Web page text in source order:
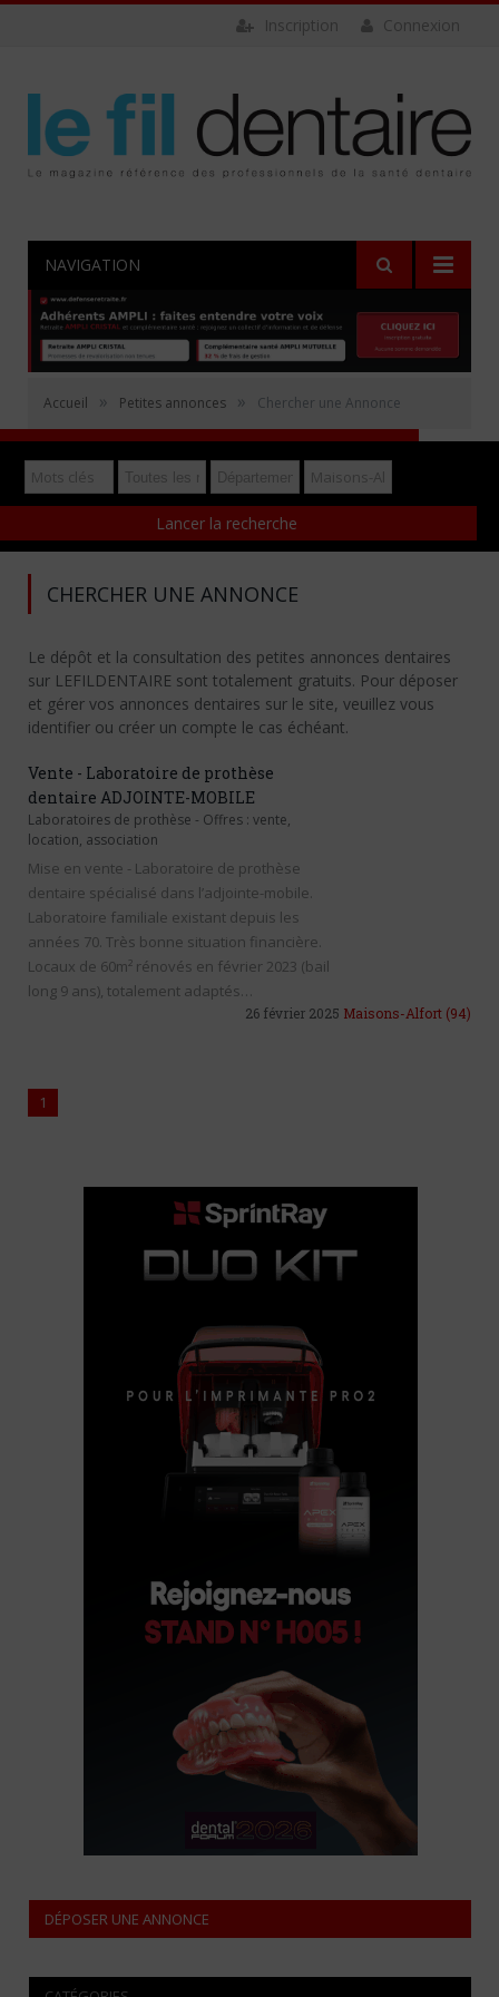
Connexion
Inscription
NAVIGATION
Accueil » Petites annonces » Chercher une Annonce
Rechercher
Déposer gratuitement une annonce
CHERCHER UNE ANNONCE
Le dépôt et la consultation des petites annonces dentaires
sur LEFILDENTAIRE sont totalement gratuits. Pour déposer
et gérer vos annonces dentaires sur le site, veuillez vous
identifier ou créer un compte le cas échéant.
Vente - Laboratoire de prothèse
dentaire ADJOINTE-MOBILE
Laboratoires de prothèse - Offres : vente,
location, association
Mise en vente - Laboratoire de prothèse
dentaire spécialisé dans l’adjointe-mobile.
Laboratoire familiale existant depuis les
années 70. Très bonne situation financière.
Locaux de 60m² rénovés en février 2023 (bail
long 9 ans), totalement adaptés…
26 février 2025 Maisons-Alfort (94)
1
DÉPOSER UNE ANNONCE